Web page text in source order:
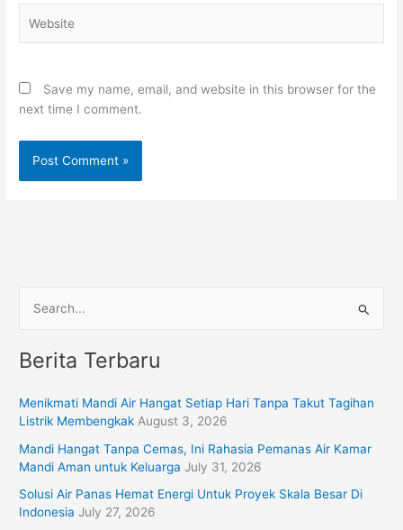
Save my name, email, and website in this browser for the
next time I comment.
a
c
f
r
Berita Terbaru
Menikmati Mandi Air Hangat Setiap Hari Tanpa Takut Tagihan
Listrik Membengkak August 3, 2026
Mandi Hangat Tanpa Cemas, Ini Rahasia Pemanas Air Kamar
Mandi Aman untuk Keluarga July 31, 2026
Solusi Air Panas Hemat Energi Untuk Proyek Skala Besar Di
Indonesia July 27, 2026